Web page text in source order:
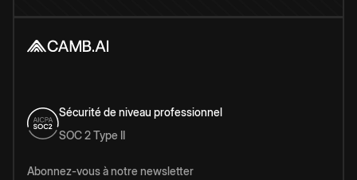
Sécurité de niveau professionnel
SOC 2 Type II
Abonnez-vous à notre newsletter